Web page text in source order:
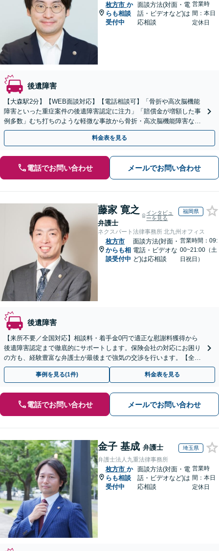
枚方市 か
らも相談
受付中
面談方法(対面・電
話・ビデオなど)は
応相談
営業時
間：本日
定休日
後遺障害
【大森駅2分】【WEB面談対応】【電話相談可】「骨折や高次脳機能
障害といった重症案件の後遺障害認定に注力」「賠償金が増額した事
例多数」むち打ちのような軽微な事故から骨折・高次脳機能障害など
の重症事故まで、事故の規模に関わらず対応いたします
料金表を見る
電話でお問い合わせ メールでお問い合わせ
藤家 寛之
弁護士
インタビュ
ーを見る
福岡県
ネクスパート法律事務所 北九州オフィス
枚方市
からも相
談受付中
面談方法(対面・
電話・ビデオな
ど)は応相談
営業時間：09:
00~21:00（土
日祝日）
後遺障害
【来所不要／全国対応】相談料・着手金0円で適正な慰謝料獲得から
後遺障害認定まで徹底的にサポートします。保険会社の対応にお困り
の方も、経験豊富な弁護士が最後まで強気の交渉を行います。【全国
13拠点】お気軽にご相談ください。
事例を見る(1件) 料金表を見る
電話でお問い合わせ メールでお問い合わせ
金子 基成 弁護士 埼玉県
弁護士法人九重法律事務所
枚方市 か
らも相談
受付中
面談方法(対面・電
話・ビデオなど)は
応相談
営業時
間：本日
定休日